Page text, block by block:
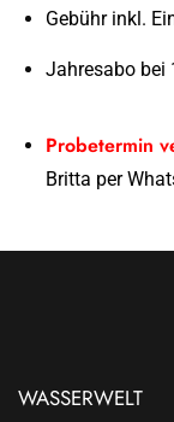
Gebühr inkl.
Jahresabo bei
Probetermin
Britta per
WASSERWELT